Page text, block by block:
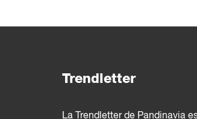
Trendletter
La Trendletter de Pandinavia